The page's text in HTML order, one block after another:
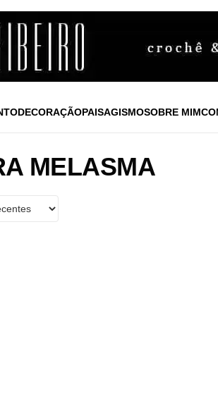
DECORAÇÃOPAISAGISMOSOBRE MIM
MELASMA